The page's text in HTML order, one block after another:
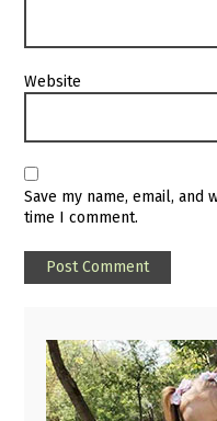
Website
Save my name, email,
time I comment.